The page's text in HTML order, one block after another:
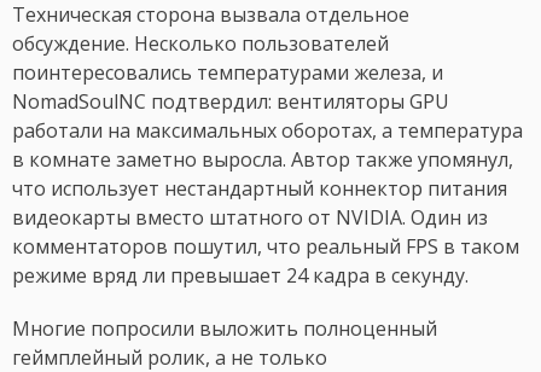
Техническая сторона вызвала отдельное
обсуждение. Несколько пользователей
поинтересовались температурами железа, и
NomadSoulNC подтвердил: вентиляторы GPU
работали на максимальных оборотах, а температура
в комнате заметно выросла. Автор также упомянул,
что использует нестандартный коннектор питания
видеокарты вместо штатного от NVIDIA. Один из
комментаторов пошутил, что реальный FPS в таком
режиме вряд ли превышает 24 кадра в секунду.
Многие попросили выложить полноценный
геймплейный ролик, а не только